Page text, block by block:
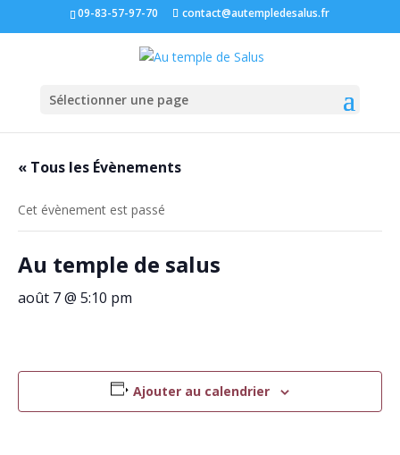
09-83-57-97-70 contact@autempledesalus.fr
Sélectionner une page
« Tous les Évènements
Cet évènement est passé
Au temple de salus
août 7 @ 5:10 pm
Ajouter au calendrier